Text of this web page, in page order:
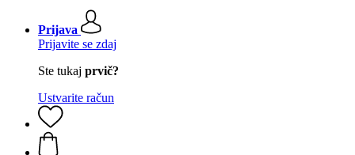
Prijava
Prijavite se zdaj
Ste tukaj prvič?
Ustvarite račun